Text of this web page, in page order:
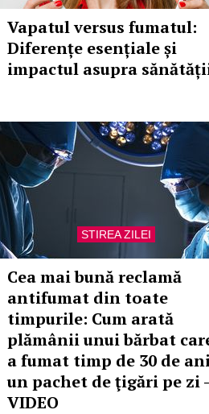
Vapatul versus fumatul:
Diferențe esențiale și
impactul asupra
STIREA ZILEI
Cea mai bună reclamă
antifumat din toate
timpurile: Cum arată
plămânii unui bărbat
a fumat timp de 30 de
un pachet de ţigări pe zi -
VIDEO